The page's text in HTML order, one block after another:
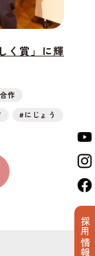
採用情報
く賞」に輝
作
#にじょう